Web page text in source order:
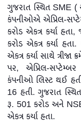
ગુજરાત સ્થિત SME (
કંપનીઓએ એપ્રિલ-
કરોડ એકત્ર કર્યા
કરોડ એકત્ર કર્યા
એકત્ર કર્યા સાથે
પર, એપ્રિલ-
કંપનીઓ લિસ્ટ થઈ
16 હતી. ગુજરાત
રૂ. 501 કરોડ અને
એકત્ર કર્યા હતા.